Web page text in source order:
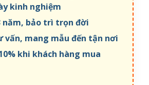
kinh nghiệm
năm, bảo trì trọn đời
vấn, mang mẫu đến tận nơi
khi khách hàng mua